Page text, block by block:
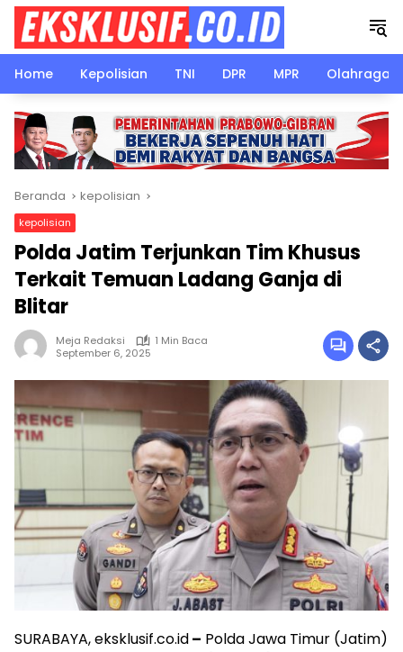
Langsung
konten
Home
Kepolisian TNI DPR MPR Olahraga
Beranda kepolisian
kepolisian
Polda Jatim Terjunkan Tim Khusus
Terkait Temuan Ladang Ganja di
Blitar
Meja Redaksi
1 Min Baca
September 6, 2025
SURABAYA, eksklusif.co.id– Polda Jawa Timur (Jatim)